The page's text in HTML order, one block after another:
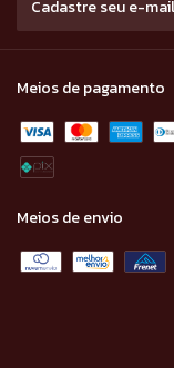
Meios de pagamento
Meios de envio